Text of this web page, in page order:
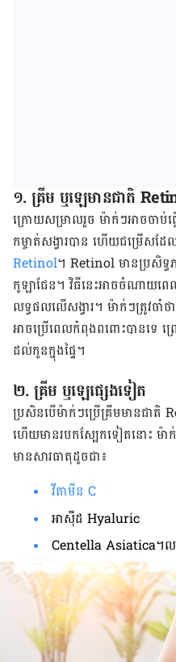
១. គ្រីម ឬ​ឡេ​មាន​ជាតិ
ក្រោយ​សម្រាល​រួច ម៉ាក់​ៗ​អាច​ចាប់​ផ្
កម្ចាត់​សង្វារ​បាន ហើយ​ជម្រើស​ដ
Retinol។ Retinol មាន​ប្រសិទ្
កូឡាជែន។ វិធីនេះអាច​ចំណាយ​ព
លទ្ធផល​លើ​សង្វារ។ ម៉ាក់​ៗ​ត្រូវ​ច
អាច​ប្រើ​ពេល​កំពុង​ពពោះ​បាន​ទេ
ដល់​កូន​ក្នុង​ផ្ទៃ​។
២. គ្រីម ឬ​ឡេ​ផ្សេង​ទៀត
ប្រសិន​បើ​ម៉ាក់​ៗ​ប្រើ​គ្រីម​មាន​ជាតិ
ហើយ​មាន​របក​ស្បែក​ទៀត​នោះ ម៉ាក់
មាន​សារធាតុ​ដូច​ជា៖
វីតាមីន C
អាស៊ីដ Hyaluric
Centella Asiatica។